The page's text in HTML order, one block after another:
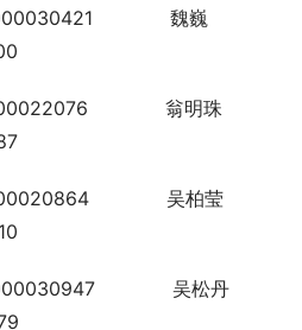
魏巍
翁明珠
吴柏莹
吴松丹